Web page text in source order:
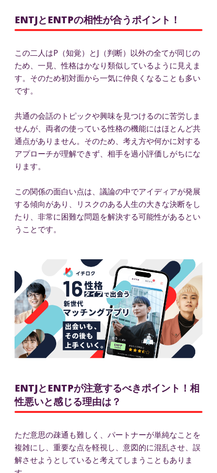
ENTJとENTPの相性が合うポイント！
この二人はP（知覚）とJ（判断）以外の全てが同じの
ため、一見、性格はかなり類似しているように見えま
す。そのため初対面から一気に仲良くなることも多い
です。
共通の会話のトピックや興味を見つけるのに苦労しま
せんが、両者の使っている性格の機能にはほとんど共
通点がありません。そのため、考え方や何かに対する
アプローチが理解できず、相手を過小評価しがちにな
ります。
この関係の面白い点は、議論の中でアイディアが発展
する傾向があり、リスクのある人生の大きな決断をし
たり、非常に困難な問題を解決する可能性があるとい
うことです。
ENTJとENTPが注意するべきポイント！相
性悪いと感じる理由は？
ただ意思の疎通も難しく、パートナーが単純なことを
複雑にし、重要な点を軽視し、意図的に混乱させ、誤
解させようとしていると考えてしまうこともありま